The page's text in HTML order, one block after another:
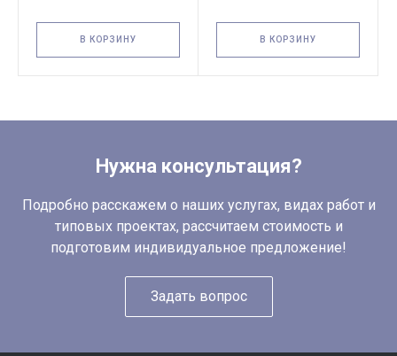
В КОРЗИНУ В КОРЗИНУ
Нужна консультация?
Подробно расскажем о наших услугах, видах работ и
типовых проектах, рассчитаем стоимость и
подготовим индивидуальное предложение!
Задать вопрос